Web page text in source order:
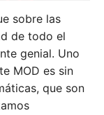
sobre las
de todo el
genial. Uno
MOD es sin
que son